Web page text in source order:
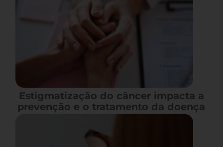
Estigmatização do câncer impacta a
prevenção e o tratamento da doença